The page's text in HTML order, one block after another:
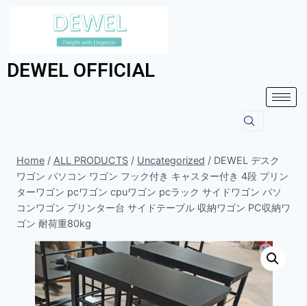
DEWEL OFFICIAL
Home / ALL PRODUCTS / Uncategorized / DEWEL デスク
ワゴン パソコン ワゴン フック付き キャスター付き 4段 プリン
ターワゴン pcワゴン cpuワゴン pcラック サイドワゴン パソ
コンワゴン プリンター台 サイドテーブル 収納ワゴン PC収納ワ
ゴン 耐荷重80kg